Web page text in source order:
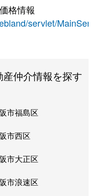
格情報
servlet/
仲介情報を探す
市福島区
市西区
市大正区
市浪速区